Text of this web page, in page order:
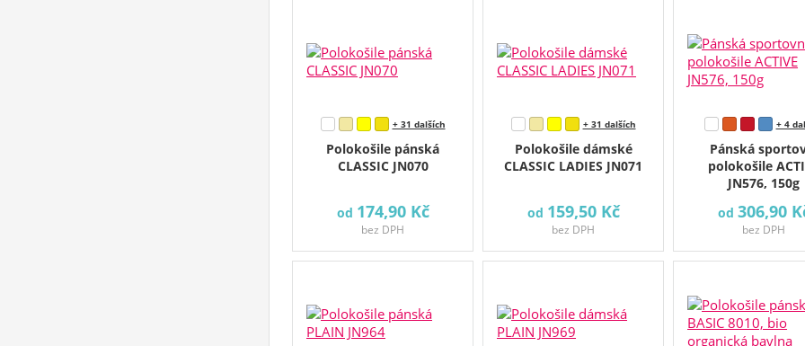
Polokošile pánská
CLASSIC JN070
+ 31 dalších
od 174,90 Kč
bez DPH
Polokošile dámské
CLASSIC LADIES JN071
+ 31 dalších
od 159,50 Kč
bez DPH
Pánská
polokošile
JN576, 150g
+ 4
od 306,90
bez DPH